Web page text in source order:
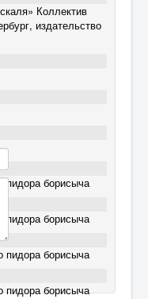
Коллектив
издательство
пидора борисыча
пидора борисыча
пидора борисыча
пидора борисыча